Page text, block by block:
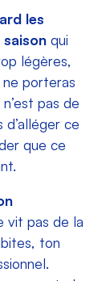
les
qui
légères,
porteras
pas de
ce
que ce
vit pas de la
ton